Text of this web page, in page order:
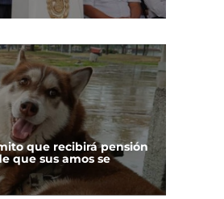
que recibirá pensión
que sus amos se